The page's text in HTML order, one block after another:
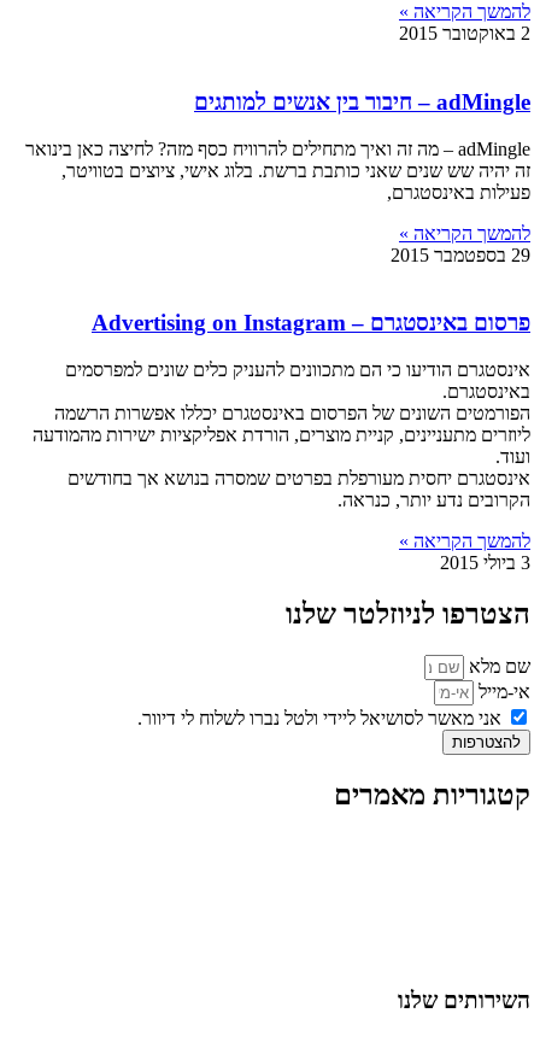
להמשך הקריאה »
2 באוקטובר 2015
adMingle – חיבור בין אנשים למותגים
adMingle – מה זה ואיך מתחילים להרוויח כסף מזה? לחיצה כאן בינואר
זה יהיה שש שנים שאני כותבת ברשת. בלוג אישי, ציוצים בטוויטר,
פעילות באינסטגרם,
להמשך הקריאה »
29 בספטמבר 2015
פרסום באינסטגרם – Advertising on Instagram
אינסטגרם הודיעו כי הם מתכוונים להעניק כלים שונים למפרסמים
באינסטגרם.
הפורמטים השונים של הפרסום באינסטגרם יכללו אפשרות הרשמה
ליוזרים מתעניינים, קניית מוצרים, הורדת אפליקציות ישירות מהמודעה
ועוד.
אינסטגרם יחסית מעורפלת בפרטים שמסרה בנושא אך בחודשים
הקרובים נדע יותר, כנראה.
להמשך הקריאה »
3 ביולי 2015
הצטרפו לניוזלטר שלנו
שם מלא
אי-מייל
אני מאשר לסושיאל ליידי ולטל נברו לשלוח לי דיוור.
להצטרפות
קטגוריות מאמרים
השירותים שלנו